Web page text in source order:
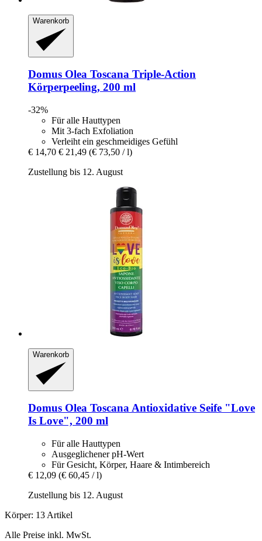
Warenkorb
Domus Olea Toscana Triple-​Action
Körperpeeling, 200 ml
-32%
Für alle Hauttypen
Mit 3-fach Exfoliation
Verleiht ein geschmeidiges Gefühl
€ 14,70 € 21,49 (€ 73,50 / l)
Zustellung bis 12. August
Warenkorb
Domus Olea ToscanaAntioxidative Seife "Love
Is Love", 200 ml
Für alle Hauttypen
Ausgeglichener pH-Wert
Für Gesicht, Körper, Haare & Intimbereich
€ 12,09 (€ 60,45 / l)
Zustellung bis 12. August
Körper: 13 Artikel
Alle Preise inkl. MwSt.